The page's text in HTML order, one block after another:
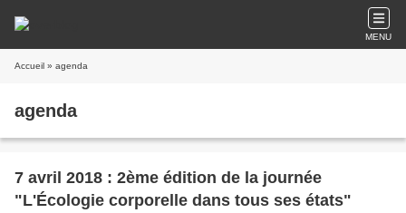
MENU
Accueil » agenda
agenda
7 avril 2018 : 2ème édition de la journée
"L'Écologie corporelle dans tous ses états"